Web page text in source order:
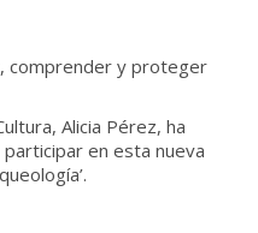
comprender y proteger
Alicia Pérez, ha
en esta nueva